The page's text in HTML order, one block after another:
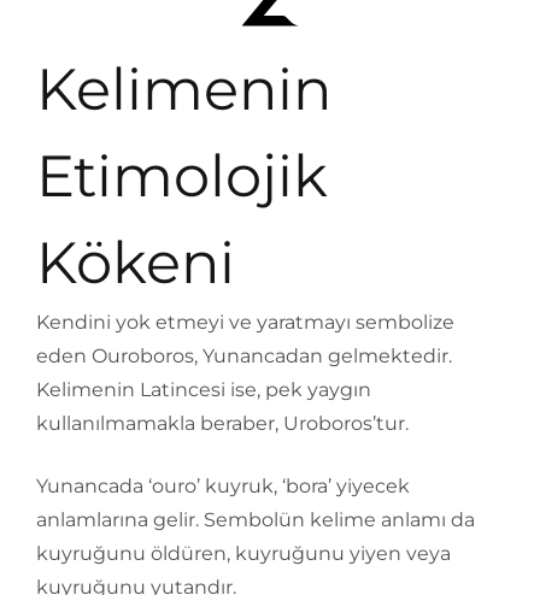
Kelimenin
Etimolojik
Kökeni
Kendini yok etmeyi ve yaratmayı sembolize
eden Ouroboros, Yunancadan gelmektedir.
Kelimenin Latincesi ise, pek yaygın
kullanılmamakla beraber, Uroboros’tur.
Yunancada ‘ouro’ kuyruk, ‘bora’ yiyecek
anlamlarına gelir. Sembolün kelime anlamı da
kuyruğunu öldüren, kuyruğunu yiyen veya
kuyruğunu yutandır.